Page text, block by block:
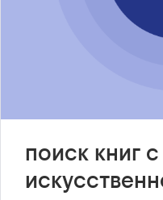
поиск книг